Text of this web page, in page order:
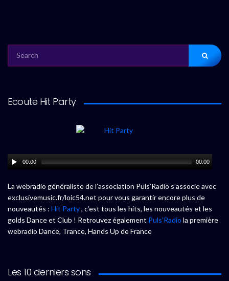
FOR:
Ecoute Hit Party
00:00 00:00
La webradio généraliste de l’association Puls’Radio s’associe avec
exclusivemusic.fr/loic54.net pour vous garantir encore plus de
nouveautés : Hit Party, c’est tous les hits, les nouveautés et les
golds Dance et Club ! Retrouvez également Puls’Radio la première
webradio Dance, Trance, Hands Up de France
Les 10 derniers sons